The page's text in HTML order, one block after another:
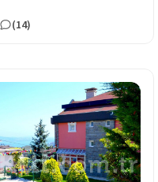
(14)